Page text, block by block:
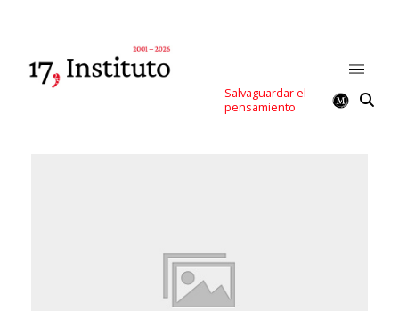
Salvaguardar el
pensamiento